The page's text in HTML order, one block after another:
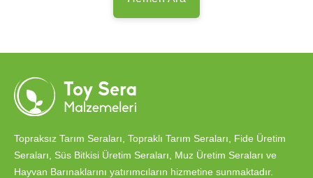
Topraksız Tarım Seraları, Topraklı Tarım Seraları, Fide Üretim
Seraları, Süs Bitkisi Üretim Seraları, Muz Üretim Seraları ve
Hayvan Barınaklarını yatırımcıların hizmetine sunmaktadır.